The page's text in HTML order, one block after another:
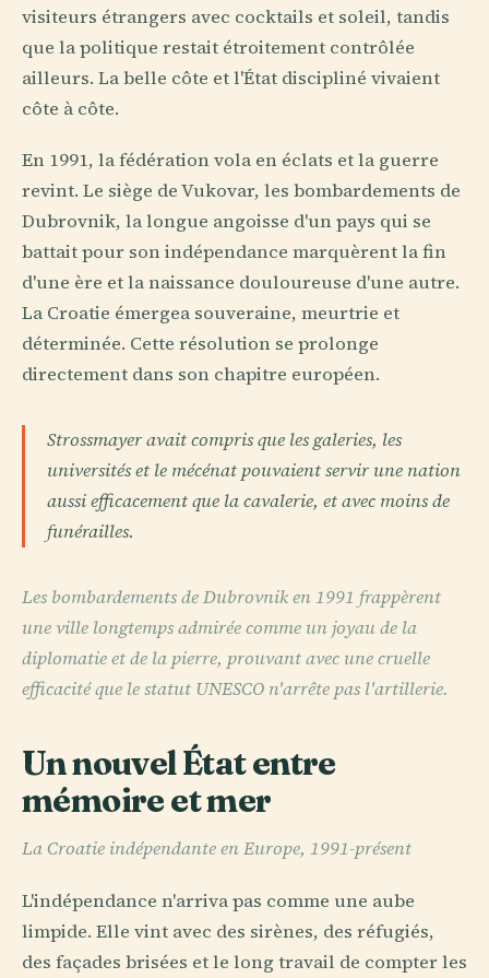
visiteurs étrangers avec cocktails et soleil, tandis
que la politique restait étroitement contrôlée
ailleurs. La belle côte et l'État discipliné vivaient
côte à côte.
En 1991, la fédération vola en éclats et la guerre
revint. Le siège de Vukovar, les bombardements de
Dubrovnik, la longue angoisse d'un pays qui se
battait pour son indépendance marquèrent la fin
d'une ère et la naissance douloureuse d'une autre.
La Croatie émergea souveraine, meurtrie et
déterminée. Cette résolution se prolonge
directement dans son chapitre européen.
Strossmayer avait compris que les galeries, les
universités et le mécénat pouvaient servir une nation
aussi efficacement que la cavalerie, et avec moins de
funérailles.
Les bombardements de Dubrovnik en 1991 frappèrent
une ville longtemps admirée comme un joyau de la
diplomatie et de la pierre, prouvant avec une cruelle
efficacité que le statut UNESCO n'arrête pas l'artillerie.
Un nouvel État entre
mémoire et mer
La Croatie indépendante en Europe, 1991-présent
L'indépendance n'arriva pas comme une aube
limpide. Elle vint avec des sirènes, des réfugiés,
des façades brisées et le long travail de compter les